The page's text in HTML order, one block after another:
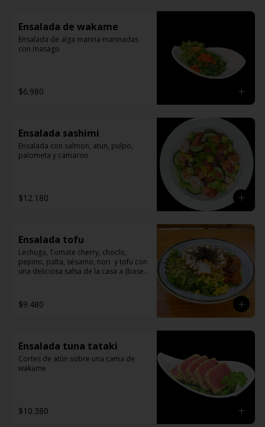
Ensalada de wakame
Ensalada de alga marina marinadas
con masago
$6.980
Ensalada sashimi
Ensalada con salmon, atun, pulpo,
palometa y camaron
$12.180
Ensalada tofu
Lechuga, Tomate cherry, choclo,
pepino, palta, sésamo, nori  y tofu con
una deliciosa salsa de la casa a (base
$9.480
Ensalada tuna tataki
Cortes de atún sobre una cama de
wakame
$10.380